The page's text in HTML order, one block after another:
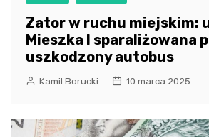
Zator w ruchu miejskim:
Mieszka I sparaliżowana
uszkodzony autobus
Kamil Borucki 10 marca 2025